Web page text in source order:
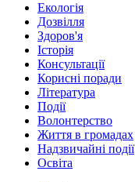
Екологія
Дозвілля
Здоров'я
Історія
Консультації
Корисні поради
Література
Події
Волонтерство
Життя в громадах
Надзвичайні події
Освіта